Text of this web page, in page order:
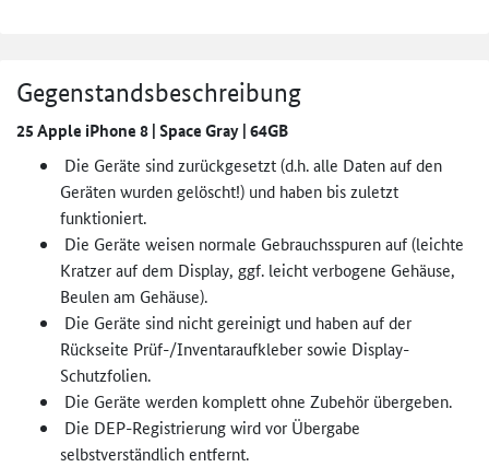
Gegenstandsbeschreibung
25 Apple iPhone 8 | Space Gray | 64GB
Die Geräte sind zurückgesetzt (d.h. alle Daten auf den
Geräten wurden gelöscht!) und haben bis zuletzt
funktioniert.
Die Geräte weisen normale Gebrauchsspuren auf (leichte
Kratzer auf dem Display, ggf. leicht verbogene Gehäuse,
Beulen am Gehäuse).
Die Geräte sind nicht gereinigt und haben auf der
Rückseite Prüf-/Inventaraufkleber sowie Display-
Schutzfolien.
Die Geräte werden komplett ohne Zubehör übergeben.
Die DEP-Registrierung wird vor Übergabe
selbstverständlich entfernt.